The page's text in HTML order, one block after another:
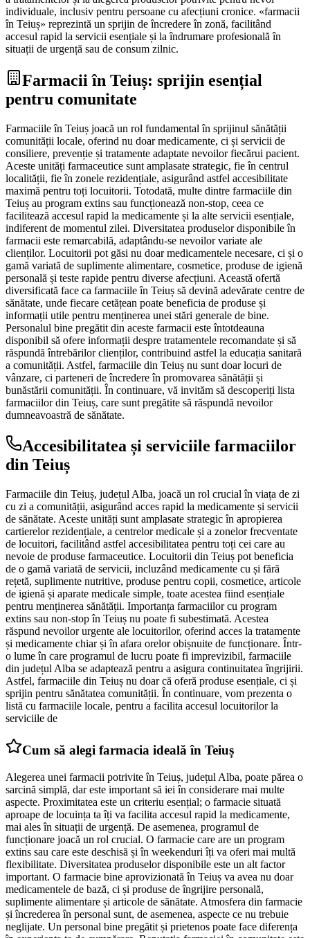
individuale, inclusiv pentru persoane cu afecțiuni cronice. «farmacii
în Teiuș» reprezintă un sprijin de încredere în zonă, facilitând
accesul rapid la servicii esențiale și la îndrumare profesională în
situații de urgență sau de consum zilnic.
Farmacii în Teiuș: sprijin esențial
pentru comunitate
Farmaciile în Teiuș joacă un rol fundamental în sprijinul sănătății
comunității locale, oferind nu doar medicamente, ci și servicii de
consiliere, prevenție și tratamente adaptate nevoilor fiecărui pacient.
Aceste unități farmaceutice sunt amplasate strategic, fie în centrul
localității, fie în zonele rezidențiale, asigurând astfel accesibilitate
maximă pentru toți locuitorii. Totodată, multe dintre farmaciile din
Teiuș au program extins sau funcționează non-stop, ceea ce
facilitează accesul rapid la medicamente și la alte servicii esențiale,
indiferent de momentul zilei. Diversitatea produselor disponibile în
farmacii este remarcabilă, adaptându-se nevoilor variate ale
clienților. Locuitorii pot găsi nu doar medicamentele necesare, ci și o
gamă variată de suplimente alimentare, cosmetice, produse de igienă
personală și teste rapide pentru diverse afecțiuni. Această ofertă
diversificată face ca farmaciile în Teiuș să devină adevărate centre de
sănătate, unde fiecare cetățean poate beneficia de produse și
informații utile pentru menținerea unei stări generale de bine.
Personalul bine pregătit din aceste farmacii este întotdeauna
disponibil să ofere informații despre tratamentele recomandate și să
răspundă întrebărilor clienților, contribuind astfel la educația sanitară
a comunității. Astfel, farmaciile din Teiuș nu sunt doar locuri de
vânzare, ci parteneri de încredere în promovarea sănătății și
bunăstării comunității. În continuare, vă invităm să descoperiți lista
farmaciilor din Teiuș, care sunt pregătite să răspundă nevoilor
dumneavoastră de sănătate.
Accesibilitatea și serviciile farmaciilor
din Teiuș
Farmaciile din Teiuș, județul Alba, joacă un rol crucial în viața de zi
cu zi a comunității, asigurând acces rapid la medicamente și servicii
de sănătate. Aceste unități sunt amplasate strategic în apropierea
cartierelor rezidențiale, a centrelor medicale și a zonelor frecventate
de locuitori, facilitând astfel accesibilitatea pentru toți cei care au
nevoie de produse farmaceutice. Locuitorii din Teiuș pot beneficia
de o gamă variată de servicii, incluzând medicamente cu și fără
rețetă, suplimente nutritive, produse pentru copii, cosmetice, articole
de igienă și aparate medicale simple, toate acestea fiind esențiale
pentru menținerea sănătății. Importanța farmaciilor cu program
extins sau non-stop în Teiuș nu poate fi subestimată. Acestea
răspund nevoilor urgente ale locuitorilor, oferind acces la tratamente
și medicamente chiar și în afara orelor obișnuite de funcționare. Într-
o lume în care programul de lucru poate fi imprevizibil, farmaciile
din județul Alba se adaptează pentru a asigura continuitatea îngrijirii.
Astfel, farmaciile din Teiuș nu doar că oferă produse esențiale, ci și
sprijin pentru sănătatea comunității. În continuare, vom prezenta o
listă cu farmaciile locale, pentru a facilita accesul locuitorilor la
serviciile de
Cum să alegi farmacia ideală în Teiuș
Alegerea unei farmacii potrivite în Teiuș, județul Alba, poate părea o
sarcină simplă, dar este important să iei în considerare mai multe
aspecte. Proximitatea este un criteriu esențial; o farmacie situată
aproape de locuința ta îți va facilita accesul rapid la medicamente,
mai ales în situații de urgență. De asemenea, programul de
funcționare joacă un rol crucial. O farmacie care are un program
extins sau care este deschisă și în weekenduri îți va oferi mai multă
flexibilitate. Diversitatea produselor disponibile este un alt factor
important. O farmacie bine aprovizionată în Teiuș va avea nu doar
medicamentele de bază, ci și produse de îngrijire personală,
suplimente alimentare și articole de sănătate. Atmosfera din farmacie
și încrederea în personal sunt, de asemenea, aspecte ce nu trebuie
neglijate. Un personal bine pregătit și prietenos poate face diferența